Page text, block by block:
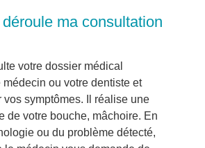
ma consultation
votre dossier médical
médecin ou votre dentiste et
vos symptômes. Il réalise une
de votre bouche, mâchoire. En
ou du problème détecté,